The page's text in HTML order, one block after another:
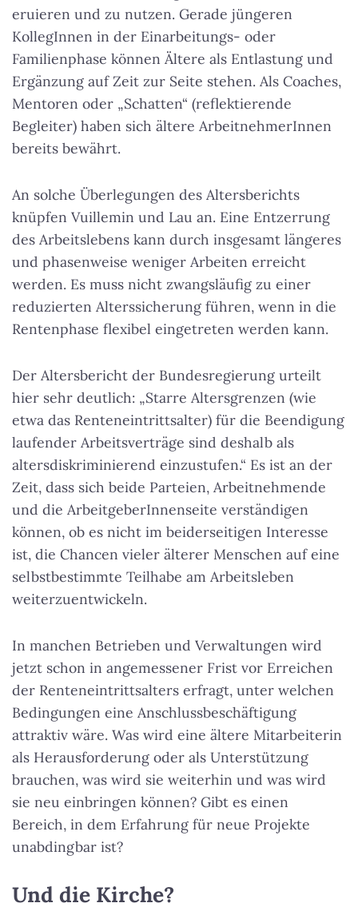
eruieren und zu nutzen. Gerade jüngeren
KollegInnen in der Einarbeitungs- oder
Familienphase können Ältere als Entlastung und
Ergänzung auf Zeit zur Seite stehen. Als Coaches,
Mentoren oder „Schatten“ (reflektierende
Begleiter) haben sich ältere ArbeitnehmerInnen
bereits bewährt.
An solche Überlegungen des Altersberichts
knüpfen Vuillemin und Lau an. Eine Entzerrung
des Arbeitslebens kann durch insgesamt längeres
und phasenweise weniger Arbeiten erreicht
werden. Es muss nicht zwangsläufig zu einer
reduzierten Alterssicherung führen, wenn in die
Rentenphase flexibel eingetreten werden kann.
Der Altersbericht der Bundesregierung urteilt
hier sehr deutlich: „Starre Altersgrenzen (wie
etwa das Renteneintrittsalter) für die Beendigung
laufender Arbeitsverträge sind deshalb als
altersdiskriminierend einzustufen.“ Es ist an der
Zeit, dass sich beide Parteien, Arbeitnehmende
und die ArbeitgeberInnenseite verständigen
können, ob es nicht im beiderseitigen Interesse
ist, die Chancen vieler älterer Menschen auf eine
selbstbestimmte Teilhabe am Arbeitsleben
weiterzuentwickeln.
In manchen Betrieben und Verwaltungen wird
jetzt schon in angemessener Frist vor Erreichen
der Renteneintrittsalters erfragt, unter welchen
Bedingungen eine Anschlussbeschäftigung
attraktiv wäre. Was wird eine ältere Mitarbeiterin
als Herausforderung oder als Unterstützung
brauchen, was wird sie weiterhin und was wird
sie neu einbringen können? Gibt es einen
Bereich, in dem Erfahrung für neue Projekte
unabdingbar ist?
Und die Kirche?